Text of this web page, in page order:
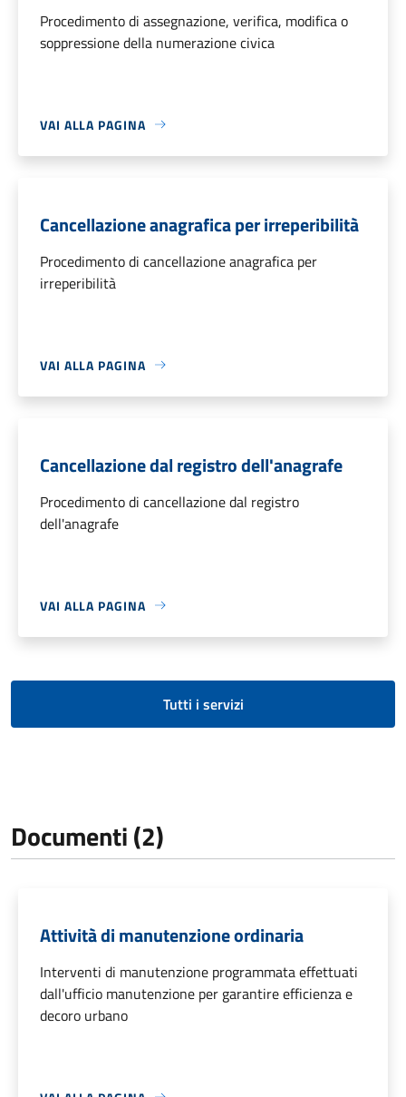
Procedimento di assegnazione, verifica, modifica o
soppressione della numerazione civica
VAI ALLA PAGINA
Cancellazione anagrafica per irreperibilità
Procedimento di cancellazione anagrafica per
irreperibilità
VAI ALLA PAGINA
Cancellazione dal registro dell'anagrafe
Procedimento di cancellazione dal registro
dell'anagrafe
VAI ALLA PAGINA
Tutti i servizi
Documenti (2)
Attività di manutenzione ordinaria
Interventi di manutenzione programmata effettuati
dall'ufficio manutenzione per garantire efficienza e
decoro urbano